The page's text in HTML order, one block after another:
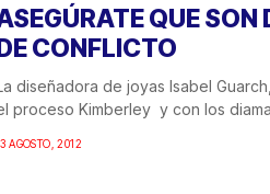
QUE
CONFLICTO
diseñadora de joyas Isabel
proceso Kimberley y con los
AGOSTO, 2012